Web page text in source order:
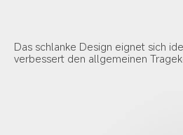
Das schlanke Design eignet sich